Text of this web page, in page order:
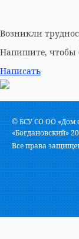
Возникли
Напишите, чтобы
Написать
© БСУ СО ОО «Дом
«Богдановский»
Все права